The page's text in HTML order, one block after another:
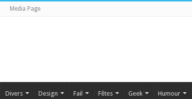
Media Page
Divers Design Fail Fêtes Geek Humour